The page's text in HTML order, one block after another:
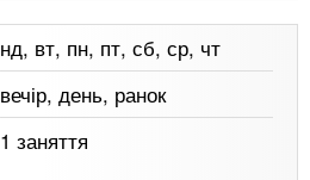
нд, вт, пн, пт, сб, ср, чт
вечір, день, ранок
1 заняття